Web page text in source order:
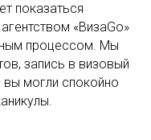
показаться
«ВизаGo»
процессом. Мы
запись в визовый
вы могли спокойно